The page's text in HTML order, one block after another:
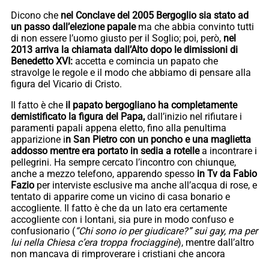
Dicono che nel Conclave del 2005 Bergoglio sia stato ad
un passo dall’elezione papalema che abbia convinto tutti
di non essere l’uomo giusto per il Soglio; poi, però, nel
2013 arriva la chiamata dall’Alto dopo le dimissioni di
Benedetto XVI: accetta e comincia un papato che
stravolge le regole e il modo che abbiamo di pensare alla
figura del Vicario di Cristo.
Il fatto è che il papato bergogliano ha completamente
demistificato la figura del Papa, dall’inizio nel rifiutare i
paramenti papali appena eletto, fino alla penultima
apparizione in San Pietro con un poncho e una maglietta
addosso mentre era portato in sedia a rotellea incontrare i
pellegrini. Ha sempre cercato l’incontro con chiunque,
anche a mezzo telefono, apparendo spesso in Tv da Fabio
Fazio per interviste esclusive ma anche all’acqua di rose, e
tentato di apparire come un vicino di casa bonario e
accogliente. Il fatto è che da un lato era certamente
accogliente con i lontani, sia pure in modo confuso e
confusionario (“Chi sono io per giudicare?” sui gay, ma per
lui nella Chiesa c’era troppa frociaggine), mentre dall’altro
non mancava di rimproverare i cristiani che ancora